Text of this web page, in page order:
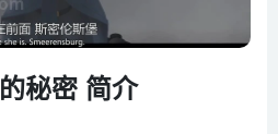
秘密 简介